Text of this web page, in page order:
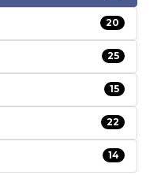
20
25
15
22
14